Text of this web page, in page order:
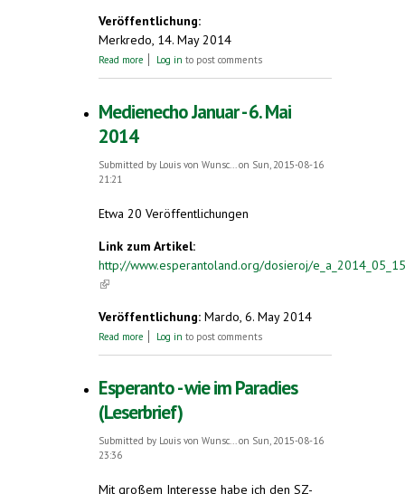
Veröffentlichung:
Merkredo, 14. May 2014
Read more about Medienecho Januar - 14. Mai 2014
Log in to post comments
Medienecho Januar - 6. Mai
2014
Submitted by Louis von Wunsc...
on Sun, 2015-08-16
21:21
Etwa 20 Veröffentlichungen
Link zum Artikel:
http://www.esperantoland.org/dosieroj/
(link is external)
Veröffentlichung: Mardo, 6. May 2014
Read more about Medienecho Januar - 6. Mai 2014
Log in to post comments
Esperanto - wie im Paradies
(Leserbrief)
Submitted by Louis von Wunsc...on Sun, 2015-08-16
23:36
Mit großem Interesse habe ich den SZ-